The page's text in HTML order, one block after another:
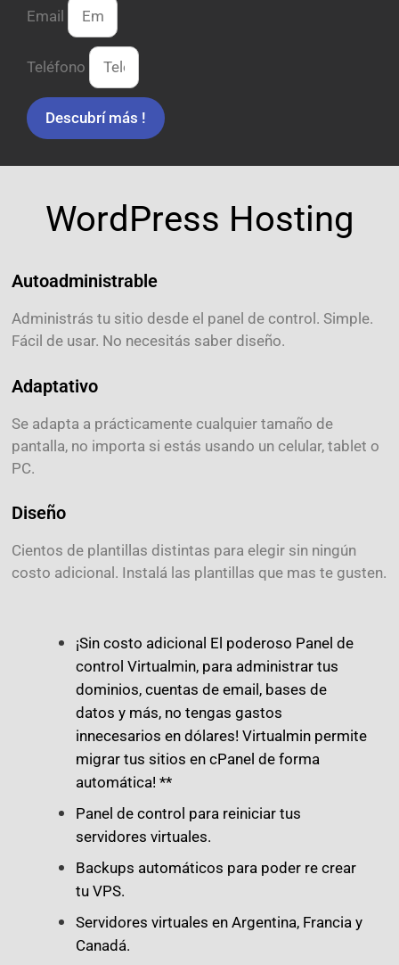
Email
Teléfono
Descubrí más !
WordPress Hosting
Autoadministrable
Administrás tu sitio desde el panel de control. Simple.
Fácil de usar. No necesitás saber diseño.
Adaptativo
Se adapta a prácticamente cualquier tamaño de
pantalla, no importa si estás usando un celular, tablet o
PC.
Diseño
Cientos de plantillas distintas para elegir sin ningún
costo adicional. Instalá las plantillas que mas te gusten.
¡Sin costo adicional El poderoso Panel de
control Virtualmin, para administrar tus
dominios, cuentas de email, bases de
datos y más, no tengas gastos
innecesarios en dólares! Virtualmin permite
migrar tus sitios en cPanel de forma
automática! **
Panel de control para reiniciar tus
servidores virtuales.
Backups automáticos para poder re crear
tu VPS.
Servidores virtuales en Argentina, Francia y
Canadá.